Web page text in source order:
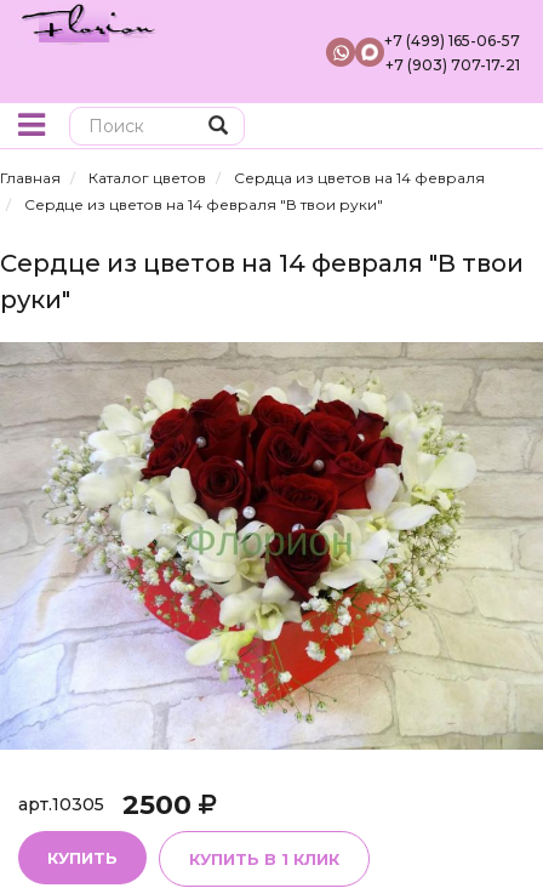
+7 (499) 165-06-57
+7 (903) 707-17-21
Главная Каталог цветов
Сердца из цветов на 14 февраля
Сердце из цветов на 14 февраля "В твои руки"
Сердце из цветов на 14 февраля "В твои
руки"
арт.10305 2500
КУПИТЬ КУПИТЬ В 1 КЛИК